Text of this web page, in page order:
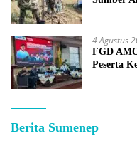
4 Agustus
FGD
Peserta
Berita Sumenep